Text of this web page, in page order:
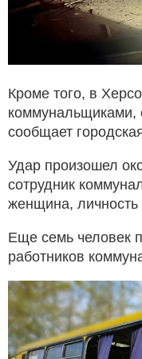
Кроме того, в
коммунальщиками,
сообщает
Удар произошел
сотрудник
женщина, личность
Еще семь человек
работников